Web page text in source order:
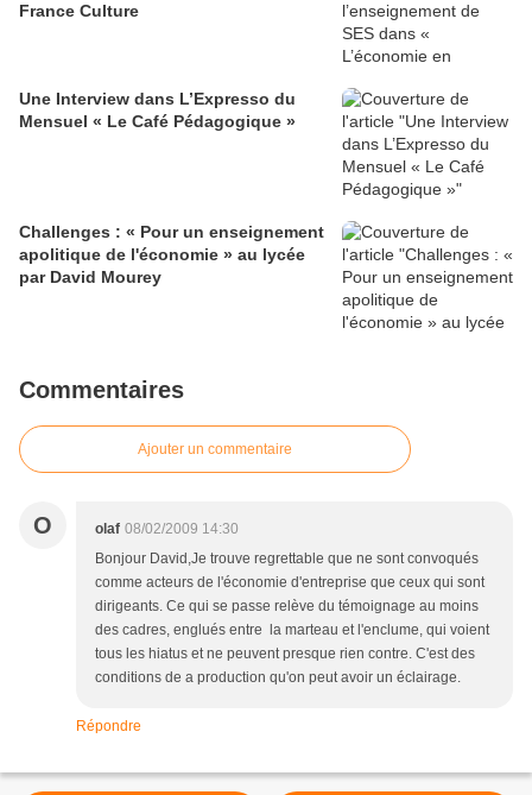
France Culture
Une Interview dans L’Expresso du
Mensuel « Le Café Pédagogique »
Challenges : « Pour un enseignement
apolitique de l'économie » au lycée
par David Mourey
Commentaires
Ajouter un commentaire
O olaf 08/02/2009 14:30
Bonjour David,Je trouve regrettable que ne sont convoqués
comme acteurs de l'économie d'entreprise que ceux qui sont
dirigeants. Ce qui se passe relève du témoignage au moins
des cadres, englués entre la marteau et l'enclume, qui voient
tous les hiatus et ne peuvent presque rien contre. C'est des
conditions de a production qu'on peut avoir un éclairage.
Répondre